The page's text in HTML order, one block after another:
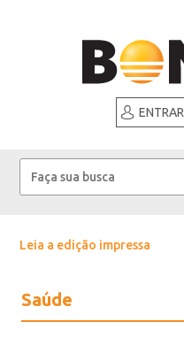
ENTRAR
Leia a edição impressa
Saúde